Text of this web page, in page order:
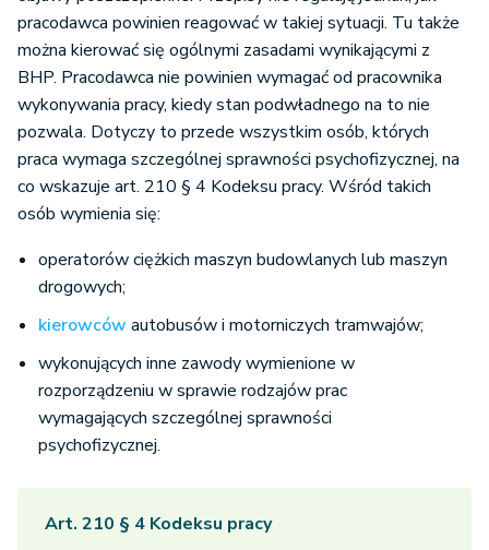
pracodawca powinien reagować w takiej sytuacji. Tu także
można kierować się ogólnymi zasadami wynikającymi z
BHP. Pracodawca nie powinien wymagać od pracownika
wykonywania pracy, kiedy stan podwładnego na to nie
pozwala. Dotyczy to przede wszystkim osób, których
praca wymaga szczególnej sprawności psychofizycznej, na
co wskazuje art. 210 § 4 Kodeksu pracy. Wśród takich
osób wymienia się:
operatorów ciężkich maszyn budowlanych lub maszyn
drogowych;
kierowców autobusów i motorniczych tramwajów;
wykonujących inne zawody wymienione w
rozporządzeniu w sprawie rodzajów prac
wymagających szczególnej sprawności
psychofizycznej.
Art. 210 § 4 Kodeksu pracy